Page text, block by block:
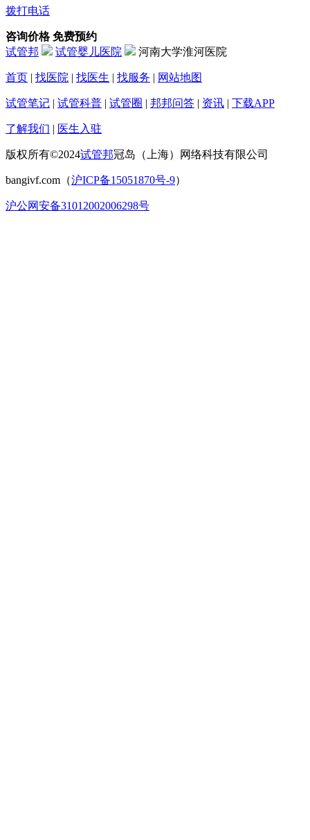
拨打电话
咨询价格 免费预约
试管邦
试管婴儿医院 河南大学淮河医院
首页 | 找医院 | 找医生 | 找服务 | 网站地图
试管笔记 | 试管科普 | 试管圈 | 邦邦问答 | 资讯 | 下载APP
了解我们 | 医生入驻
版权所有©2024试管邦冠岛（上海）网络科技有限公司
bangivf.com（沪ICP备15051870号-9）
沪公网安备31012002006298号